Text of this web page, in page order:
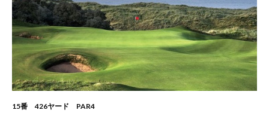
15番 426ヤード PAR4